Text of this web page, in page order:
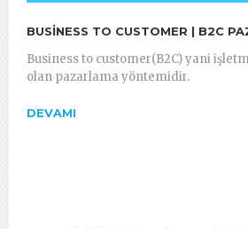
BUSINESS TO CUSTOMER | B2C
Business to customer(B2C) yani
olan pazarlama yöntemidir.
DEVAMI